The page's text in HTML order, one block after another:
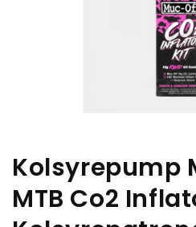
modalfönster
Kolsyrepump
MTB Co2